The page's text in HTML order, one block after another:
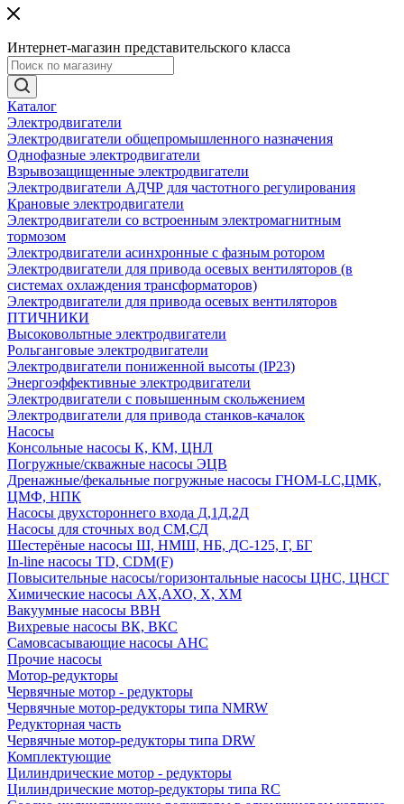
Интернет-магазин представительского класса
Каталог
Электродвигатели
Электродвигатели общепромышленного назначения
Однофазные электродвигатели
Взрывозащищенные электродвигатели
Электродвигатели АДЧР для частотного регулирования
Крановые электродвигатели
Электродвигатели со встроенным электромагнитным
тормозом
Электродвигатели асинхронные с фазным ротором
Электродвигатели для привода осевых вентиляторов (в
системах охлаждения трансформаторов)
Электродвигатели для привода осевых вентиляторов
ПТИЧНИКИ
Высоковольтные электродвигатели
Рольганговые электродвигатели
Электродвигатели пониженной высоты (IP23)
Энергоэффективные электродвигатели
Электродвигатели с повышенным скольжением
Электродвигатели для привода станков-качалок
Насосы
Консольные насосы К, КМ, ЦНЛ
Погружные/скважные насосы ЭЦВ
Дренажные/фекальные погружные насосы ГНОМ-LC,ЦМК,
ЦМФ, НПК
Насосы двухстороннего входа Д,1Д,2Д
Насосы для сточных вод СМ,СД
Шестерёные насосы Ш, НМШ, НБ, ДС-125, Г, БГ
In-line насосы TD, CDM(F)
Повысительные насосы/горизонтальные насосы ЦНС, ЦНСГ
Химические насосы АХ,АХО, Х, ХМ
Вакуумные насосы ВВН
Вихревые насосы ВК, ВКС
Самовсасывающие насосы АНС
Прочие насосы
Мотор-редукторы
Червячные мотор - редукторы
Червячные мотор-редукторы типа NMRW
Редукторная часть
Червячные мотор-редукторы типа DRW
Комплектующие
Цилиндрические мотор - редукторы
Цилиндрические мотор-редукторы типа RC